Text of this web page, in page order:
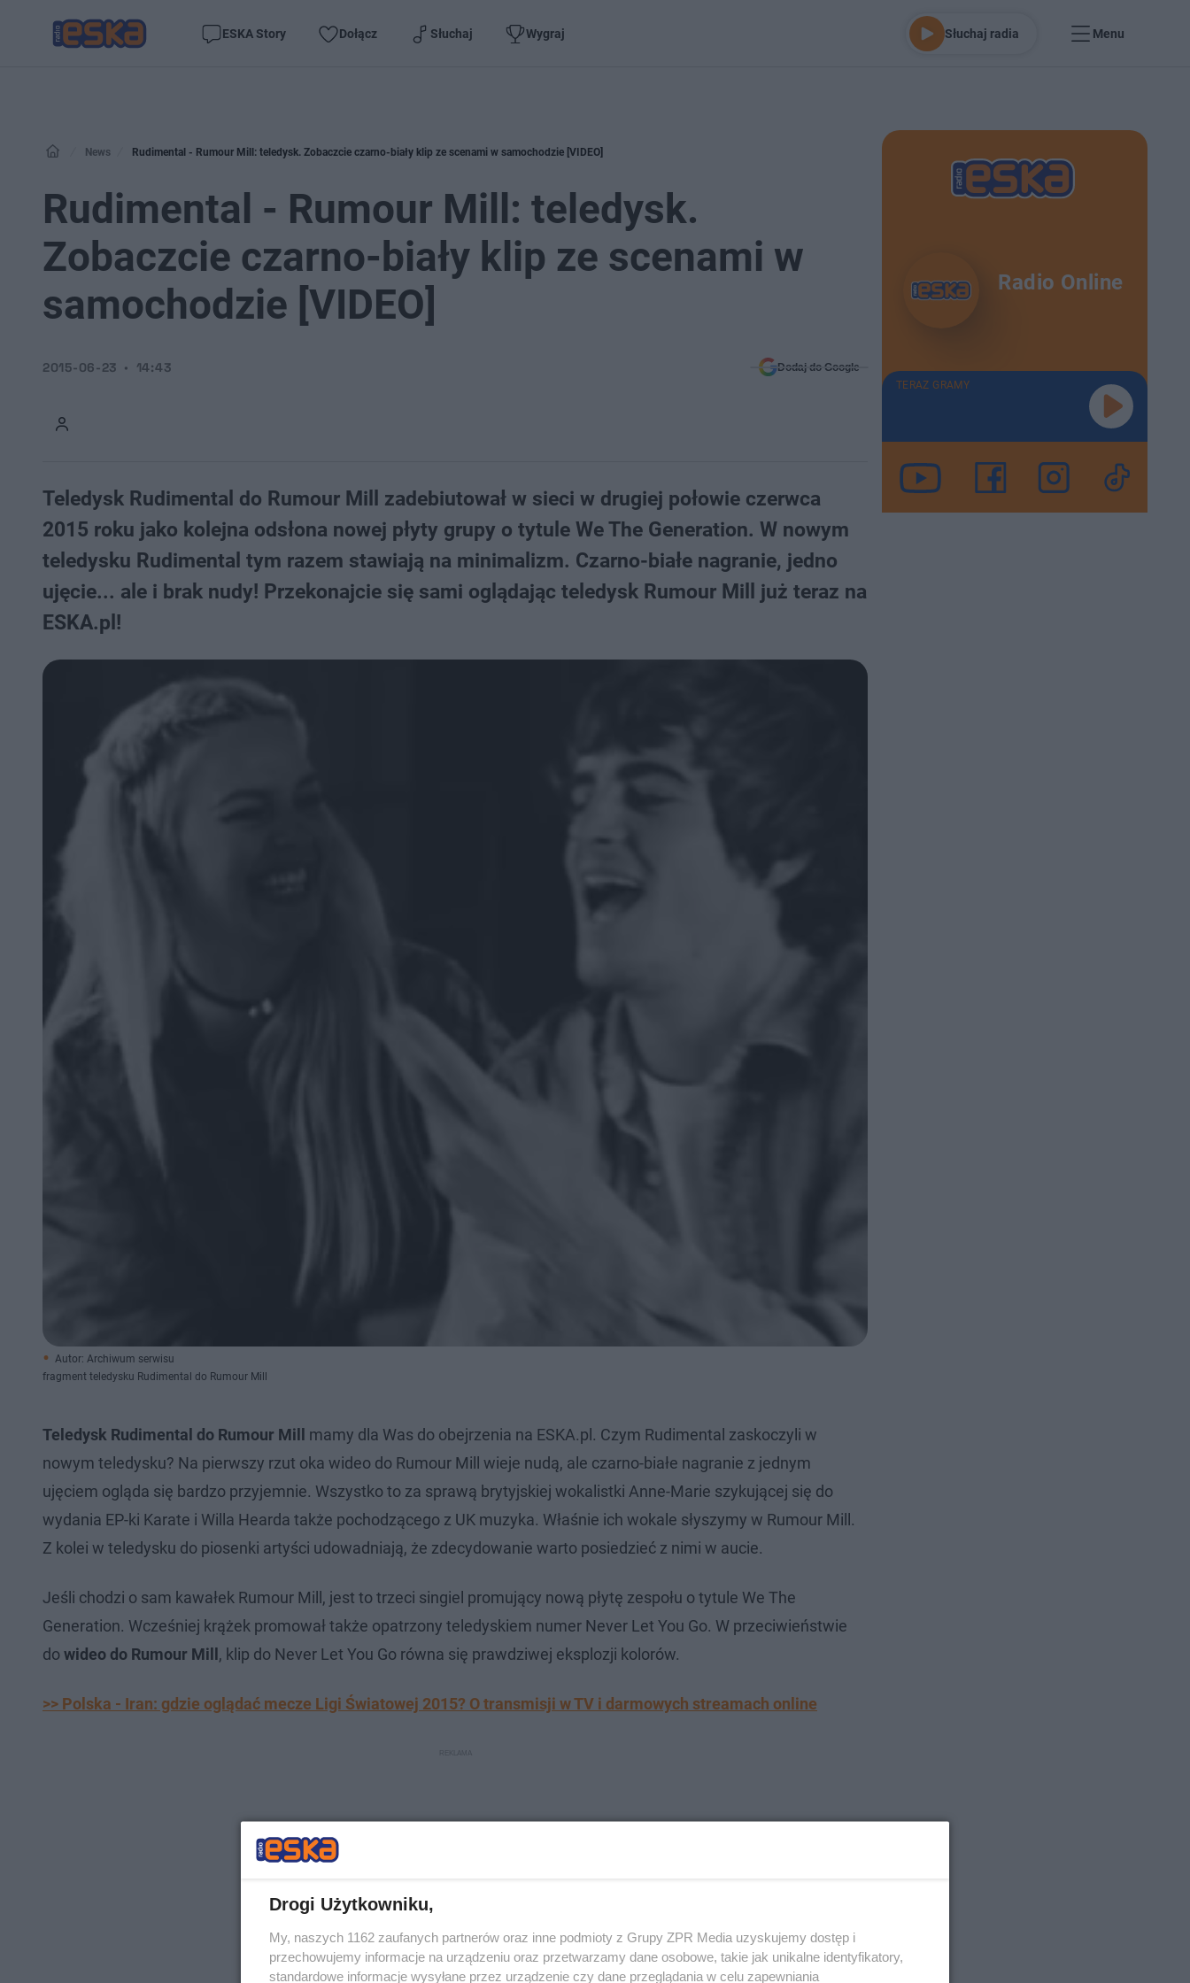
ESKA Story Dołącz Słuchaj Wygraj Słuchaj radia Menu
News Rudimental - Rumour Mill: teledysk. Zobaczcie czarno-biały klip ze scenami w samochodzie [VIDEO]
Rudimental - Rumour Mill: teledysk.
Zobaczcie czarno-biały klip ze scenami w
samochodzie [VIDEO]
2015-06-23 14:43 Dodaj do Google
Teledysk Rudimental do Rumour Mill zadebiutował w sieci w drugiej połowie czerwca
2015 roku jako kolejna odsłona nowej płyty grupy o tytule We The Generation. W nowym
teledysku Rudimental tym razem stawiają na minimalizm. Czarno-białe nagranie, jedno
ujęcie... ale i brak nudy! Przekonajcie się sami oglądając teledysk Rumour Mill już teraz na
ESKA.pl!
Autor: Archiwum serwisu
fragment teledysku Rudimental do Rumour Mill
Teledysk Rudimental do Rumour Mill
mamy dla Was do obejrzenia na ESKA.pl. Czym Rudimental zaskoczyli w
nowym teledysku? Na pierwszy rzut oka wideo do Rumour Mill wieje nudą, ale czarno-białe nagranie z jednym
ujęciem ogląda się bardzo przyjemnie. Wszystko to za sprawą brytyjskiej wokalistki Anne-Marie szykującej się do
wydania EP-ki Karate i Willa Hearda także pochodzącego z UK muzyka. Właśnie ich wokale słyszymy w Rumour Mill.
Z kolei w teledysku do piosenki artyści udowadniają, że zdecydowanie warto posiedzieć z nimi w aucie.
Jeśli chodzi o sam kawałek Rumour Mill, jest to trzeci singiel promujący nową płytę zespołu o tytule We The
Generation. Wcześniej krążek promował także opatrzony teledyskiem numer Never Let You Go. W przeciwieństwie
do wideo do Rumour Mill , klip do Never Let You Go równa się prawdziwej eksplozji kolorów.
>> Polska - Iran: gdzie oglądać mecze Ligi Światowej 2015? O transmisji w TV i darmowych streamach online
Radio Online
TERAZ GRAMY
Drogi Użytkowniku,
My, naszych 1162 zaufanych partnerów oraz inne podmioty z Grupy ZPR Media uzyskujemy dostęp i
przechowujemy informacje na urządzeniu oraz przetwarzamy dane osobowe, takie jak unikalne identyfikatory,
standardowe informacje wysyłane przez urządzenie czy dane przeglądania w celu zapewniania